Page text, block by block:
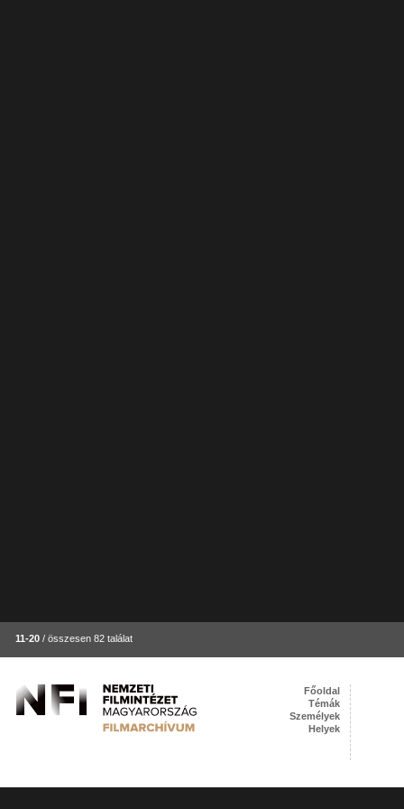
11-20 / összesen 82 találat
Főoldal
Témák
Személyek
Helyek